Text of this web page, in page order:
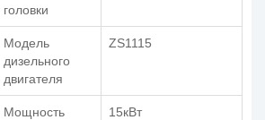
головки
Модель
дизельного
двигателя
ZS1115
Мощность 15кВт